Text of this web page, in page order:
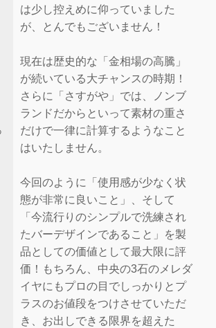
は少し控えめに仰っていました
が、とんでもございません！
現在は歴史的な「金相場の高騰」
が続いている大チャンスの時期！
さらに「さすがや」では、ノンブ
ランドだからといって素材の重さ
だけで一律に計算するようなこと
はいたしません。
今回のように「使用感が少なく状
態が非常に良いこと」、そして
「今流行りのシンプルで洗練され
たバーデザインであること」を製
品としての価値として最大限に評
価！もちろん、中央の3石のメレダ
イヤにもプロの目でしっかりとプ
ラスのお値段をつけさせていただ
き、お出しできる限界を超えた